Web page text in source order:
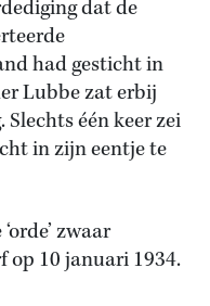
dat de
had gesticht in
Lubbe zat erbij
Slechts één keer zei
in zijn eentje te
zwaar
op 10 januari 1934.